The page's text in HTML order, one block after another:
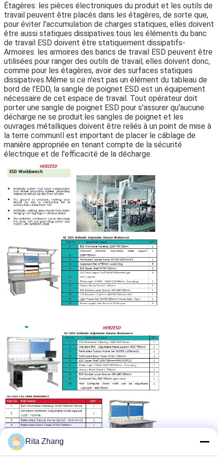
Étagères: les pièces électroniques du produit et les outils de
travail peuvent être placés dans les étagères, de sorte que,
pour éviter l'accumulation de charges statiques, elles doivent
être aussi statiques dissipatives.tous les éléments du banc
de travail ESD doivent être statiquement dissipatifs-
Armoires: les armoires des bancs de travail ESD peuvent être
utilisées pour ranger des outils de travail; elles doivent donc,
comme pour les étagères, avoir des surfaces statiques
dissipatives.Même si ce n'est pas un élément du tableau de
bord de l'EDD, la sangle de poignet ESD est un équipement
nécessaire de cet espace de travail. Tout opérateur doit
porter une sangle de poignet ESD pour s'assurer qu'aucune
décharge ne se produit.les sangles de poignet et les
ouvrages métalliques doivent être reliés à un point de mise à
la terre communIl est important de placer le câblage de
manière appropriée en tenant compte de la sécurité
électrique et de l'efficacité de la décharge.
Rita Zhang